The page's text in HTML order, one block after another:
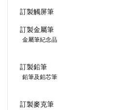
訂製觸屏筆
訂製金屬筆
金屬筆紀念品
訂製鉛筆
鉛筆及鉛芯筆
訂製麥克筆